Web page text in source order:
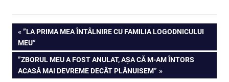
Navigare
în
articole
PREVIOUS
POST:
”LA PRIMA MEA ÎNTÂLNIRE CU FAMILIA LOGODNICULUI
MEU”
NEXT
POST:
”ZBORUL MEU A FOST ANULAT, AȘA CĂ M-AM ÎNTORS
ACASĂ MAI DEVREME DECÂT PLĂNUISEM”